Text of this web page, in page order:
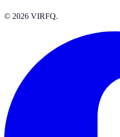
© 2026 VIRFQ.